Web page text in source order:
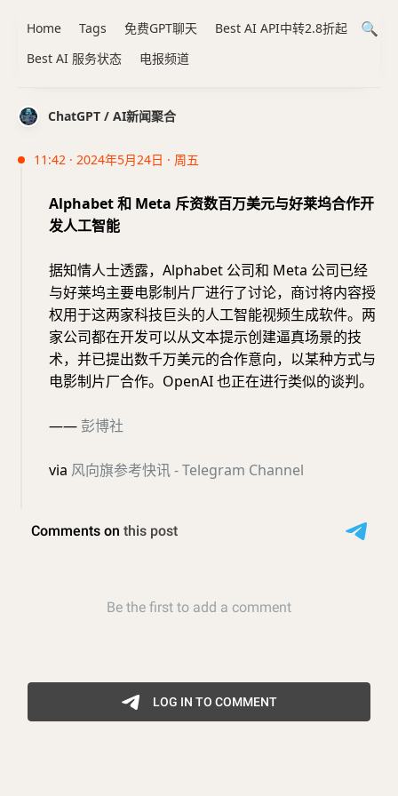
ChatGPT / AI新闻聚合
11:42 · 2024年5月24日 · 周五
Alphabet 和 Meta 斥资数百万美元与好莱坞合作开
发人工智能
据知情人士透露，Alphabet 公司和 Meta 公司已经
与好莱坞主要电影制片厂进行了讨论，商讨将内容授
权用于这两家科技巨头的人工智能视频生成软件。两
家公司都在开发可以从文本提示创建逼真场景的技
术，并已提出数千万美元的合作意向，以某种方式与
电影制片厂合作。OpenAI 也正在进行类似的谈判。
—— 彭博社
via 风向旗参考快讯 - Telegram Channel
Home Tags 免费GPT聊天
Best AI API中转2.8折起
Best AI 服务状态
电报频道